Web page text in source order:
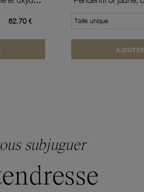
62.70 € Taille unique
subjuguer